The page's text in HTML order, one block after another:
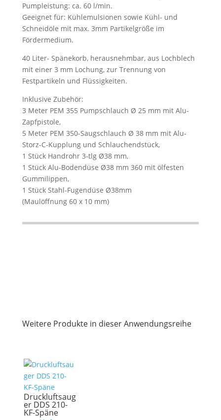
Pumpleistung: ca. 60 l/min.
Geeignet für: Kühlemulsionen sowie Kühl- und
Schneidöle mit max. 3mm Partikelgröße im
Fördermedium.
40 Liter- Spänekorb, herausnehmbar, aus Lochblech
mit einer 3 mm Lochung, zur Trennung von
Festpartikeln und Flüssigkeiten.
Inklusive Zubehör:
3 Meter PEM 355 Pumpschlauch Ø 25 mm mit Alu-
Zapfpistole,
5 Meter PEM 350-Saugschlauch Ø 38 mm mit Alu-
Storz-C-Kupplung und Schlauchendstück,
1 Stück Handrohr 3-tlg Ø38 mm,
1 Stück Alu-Bodendüse Ø38 mm 360 mit ölfesten
Gummilippen,
1 Stück Stahl-Fugendüse Ø38mm
(Maulöffnung 60 x 10 mm)
Weitere Produkte in dieser Anwendungsreihe
Druckluftsaug
er DDS 210-
KF-Späne